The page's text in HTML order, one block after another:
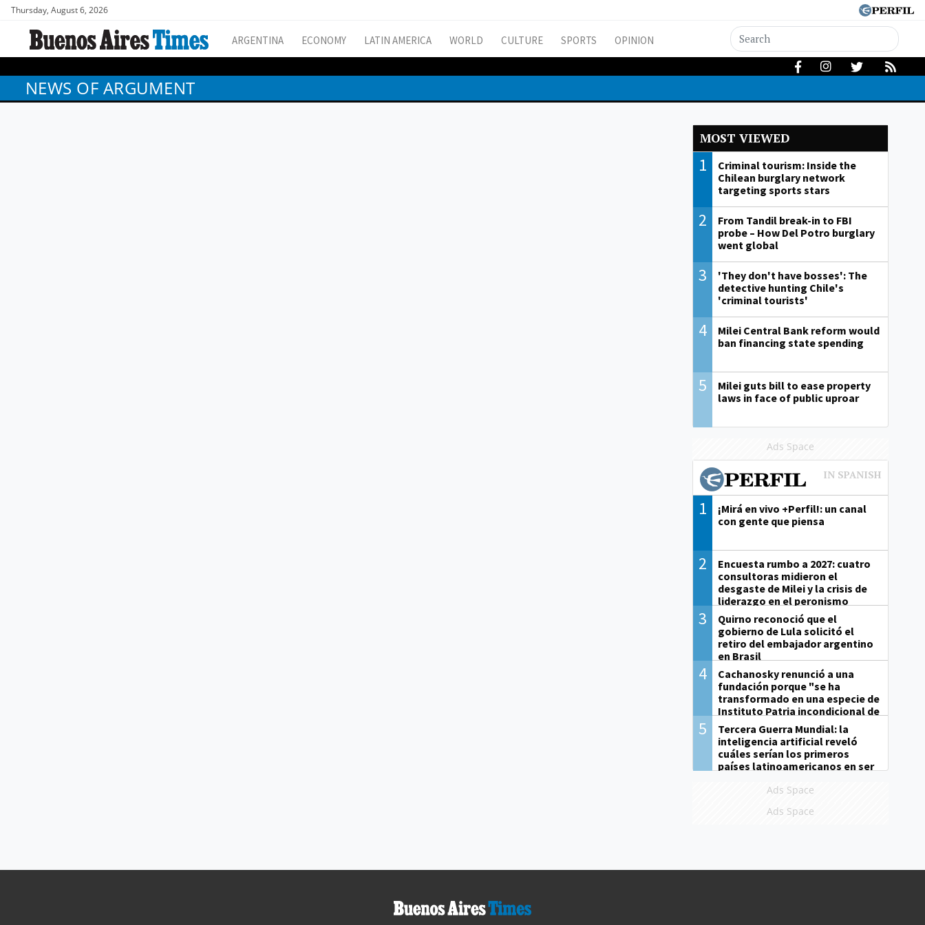
Thursday, August 6, 2026
ARGENTINA ECONOMY LATIN AMERICA WORLD CULTURE SPORTS OPINION
NEWS OF ARGUMENT
MOST VIEWED
1
Criminal tourism: Inside the
Chilean burglary network
targeting sports stars
2
From Tandil break-in to FBI
probe – How Del Potro burglary
went global
3
'They don't have bosses': The
detective hunting Chile's
'criminal tourists'
4
Milei Central Bank reform would
ban financing state spending
5
Milei guts bill to ease property
laws in face of public uproar
Ads Space
1
¡Mirá en vivo +Perfil!: un canal
con gente que piensa
2
Encuesta rumbo a 2027: cuatro
consultoras midieron el
desgaste de Milei y la crisis de
liderazgo en el peronismo
3
Quirno reconoció que el
gobierno de Lula solicitó el
retiro del embajador argentino
en Brasil
4
Cachanosky renunció a una
fundación porque "se ha
transformado en una especie de
Instituto Patria incondicional de
la gestión de Milei"
5
Tercera Guerra Mundial: la
inteligencia artificial reveló
cuáles serían los primeros
países latinoamericanos en ser
Ads Space
Ads Space